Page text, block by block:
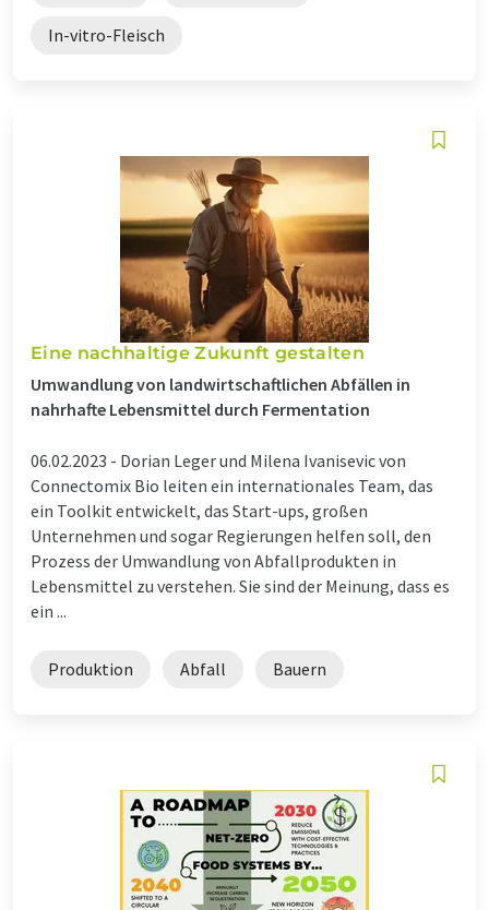
In-vitro-Fleisch
Eine nachhaltige Zukunft gestalten
Umwandlung von landwirtschaftlichen Abfällen in
nahrhafte Lebensmittel durch Fermentation
06.02.2023 - Dorian Leger und Milena Ivanisevic von
Connectomix Bio leiten ein internationales Team, das
ein Toolkit entwickelt, das Start-ups, großen
Unternehmen und sogar Regierungen helfen soll, den
Prozess der Umwandlung von Abfallprodukten in
Lebensmittel zu verstehen. Sie sind der Meinung, dass es
ein ...
Produktion Abfall Bauern